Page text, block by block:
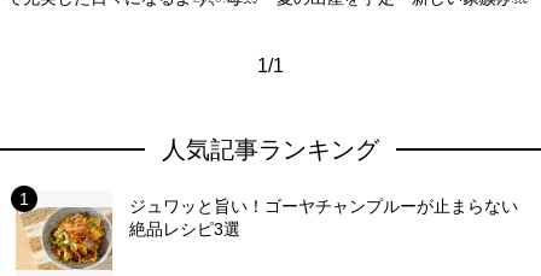
1/1
人気記事ランキング
ジュワッと旨い！ゴーヤチャンプルーが止まらない
絶品レシピ3選